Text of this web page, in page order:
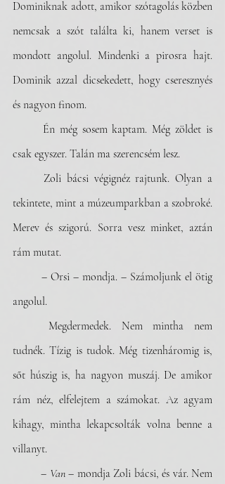
Dominiknak adott, amikor szótagolás közben
nemcsak a szót találta ki, hanem verset is
mondott angolul. Mindenki a pirosra hajt.
Dominik azzal dicsekedett, hogy cseresznyés
és nagyon finom.
csak egyszer. Talán ma szerencsém lesz.
tekintete, mint a múzeumparkban a szobroké.
Merev és szigorú. Sorra vesz minket, aztán
rám mutat.
angolul.
tudnék. Tízig is tudok. Még tizenháromig is,
sőt húszig is, ha nagyon muszáj. De amikor
rám néz, elfelejtem a számokat. Az agyam
kihagy, mintha lekapcsolták volna benne a
villanyt.
	–
Van – mondja Zoli bácsi, és vár. Nem